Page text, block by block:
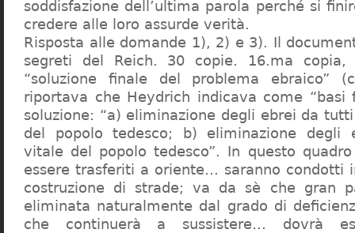
soddisfazione dell’ultima parola perché si
credere alle loro assurde verità.
Risposta alle domande 1), 2) e 3). Il
segreti del Reich. 30 copie. 16.ma copia,
“soluzione finale del problema ebraico”
riportava che Heydrich indicava come “basi
soluzione: “a) eliminazione degli ebrei da
del popolo tedesco; b) eliminazione degli
vitale del popolo tedesco”. In questo
essere trasferiti a oriente… saranno condotti
costruzione di strade; va da sè che gran
eliminata naturalmente dal grado di
che continuerà a sussistere… dovrà